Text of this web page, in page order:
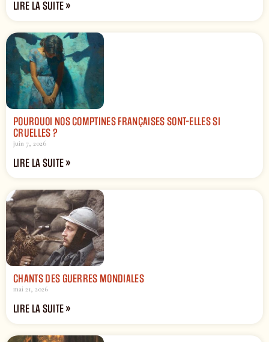
LIRE LA SUITE »
POURQUOI NOS COMPTINES FRANÇAISES SONT-ELLES SI
CRUELLES ?
juin 7, 2026
LIRE LA SUITE »
CHANTS DES GUERRES MONDIALES
mai 21, 2026
LIRE LA SUITE »